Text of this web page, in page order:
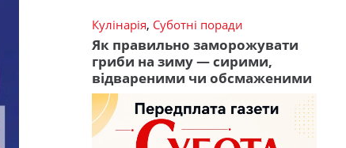
Кулінарія, Суботні поради
Як правильно заморожувати
гриби на зиму — сирими,
відвареними чи обсмаженими